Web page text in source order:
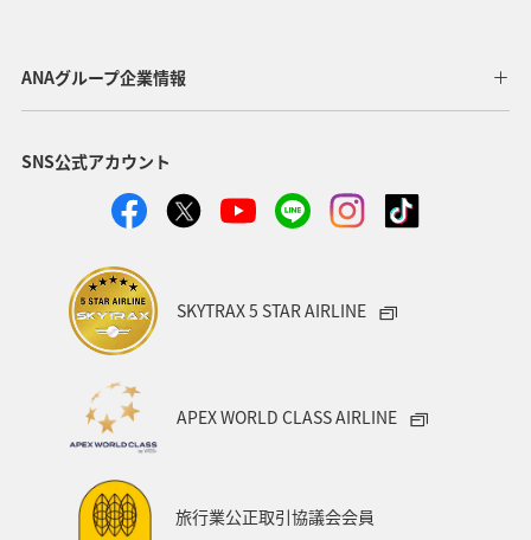
ANAグループ企業情報
SNS公式アカウント
SKYTRAX 5 STAR AIRLINE
APEX WORLD CLASS AIRLINE
旅行業公正取引協議会会員